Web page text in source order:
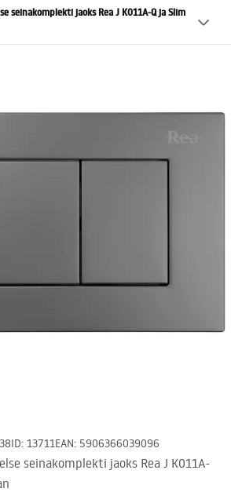
seinakomplekti jaoks Rea J K011A-Q ja Slim
ID: 13711EAN: 5906366039096
seinakomplekti jaoks Rea J K011A-